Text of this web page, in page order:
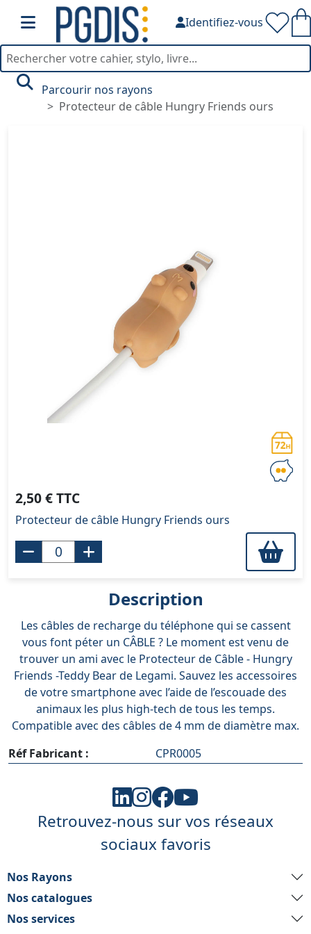
Identifiez-vous
Parcourir nos rayons
Protecteur de câble Hungry Friends ours
2,50 € TTC
Protecteur de câble Hungry Friends ours
Description
Les câbles de recharge du téléphone qui se cassent
vous font péter un CÂBLE ? Le moment est venu de
trouver un ami avec le Protecteur de Câble - Hungry
Friends -Teddy Bear de Legami. Sauvez les accessoires
de votre smartphone avec l’aide de l’escouade des
animaux les plus high-tech de tous les temps.
Compatible avec des câbles de 4 mm de diamètre max.
Réf Fabricant :
CPR0005
Retrouvez-nous sur vos réseaux
sociaux favoris
Nos Rayons
Nos catalogues
Nos services